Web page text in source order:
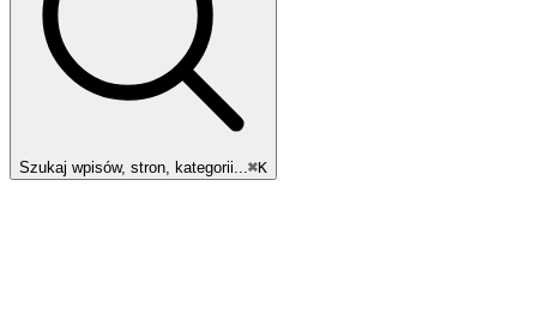
Szukaj wpisów, stron, kategorii...⌘K